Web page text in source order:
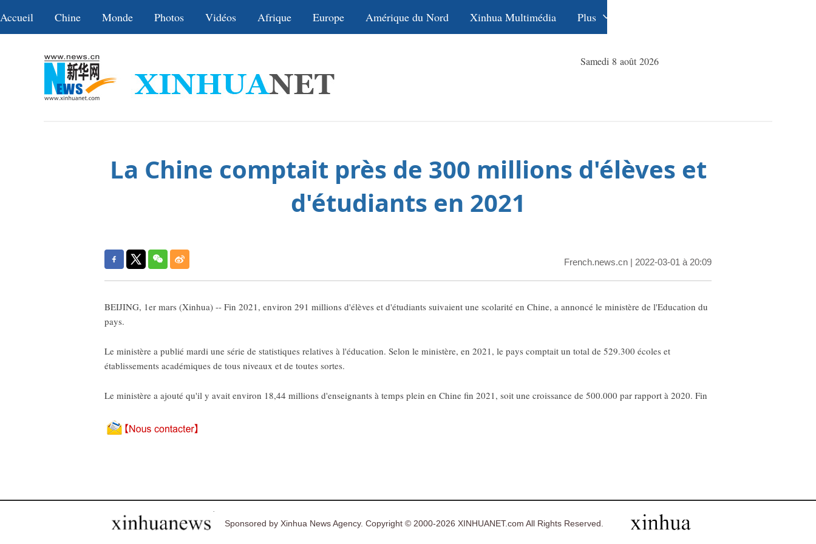
Accueil Chine Monde Photos Vidéos Afrique Europe Amérique du Nord Xinhua Multimédia Plus
La Ceinture
English
عربي
Samedi 8 août 2026
La Chine comptait près de 300 millions d'élèves et
d'étudiants en 2021
French.news.cn | 2022-03-01 à 20:09
BEIJING, 1er mars (Xinhua) -- Fin 2021, environ 291 millions d'élèves et d'étudiants suivaient une scolarité en Chine, a annoncé le ministère de l'Education du
pays.
Le ministère a publié mardi une série de statistiques relatives à l'éducation. Selon le ministère, en 2021, le pays comptait un total de 529.300 écoles et
établissements académiques de tous niveaux et de toutes sortes.
Le ministère a ajouté qu'il y avait environ 18,44 millions d'enseignants à temps plein en Chine fin 2021, soit une croissance de 500.000 par rapport à 2020. Fin
Sponsored by Xinhua News Agency. Copyright © 2000-2026 XINHUANET.com All Rights Reserved.